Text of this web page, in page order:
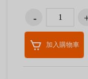
加入購物車